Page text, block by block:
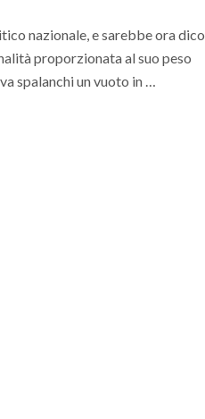
nazionale, e sarebbe ora dico
proporzionata al suo peso
spalanchi un vuoto in …